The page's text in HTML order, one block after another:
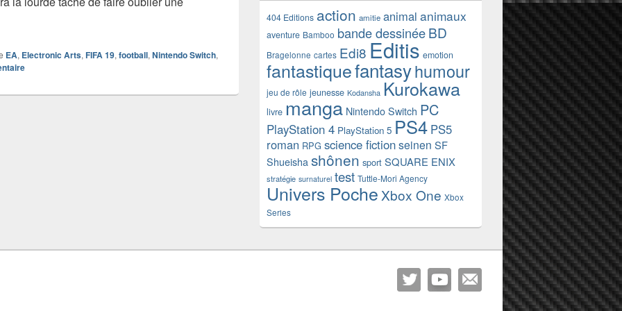
des nouveautés de gameplay
EA, Electronic Arts, FIFA 19, football, Nintendo Switch,
404 Editions action amitie animal animaux
aventure Bamboo bande dessinéeBD
Bragelonne cartes Edi8 Editis emotion
fantastiquefantasyhumour
jeu de rôle jeunesse Kodansha Kurokawa
livre manga Nintendo Switch PC
PlayStation 4 PlayStation 5 PS4 PS5
roman RPG science fictionseinen SF
Shueisha shônen sport SQUARE ENIX
stratégie surnaturel test Tuttle-Mori Agency
Univers Poche Xbox One Xbox
Series